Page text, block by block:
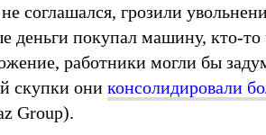
соглашался, грозили
деньги покупал машину, кто-
работники могли бы
скупки они консолидировали
Group).